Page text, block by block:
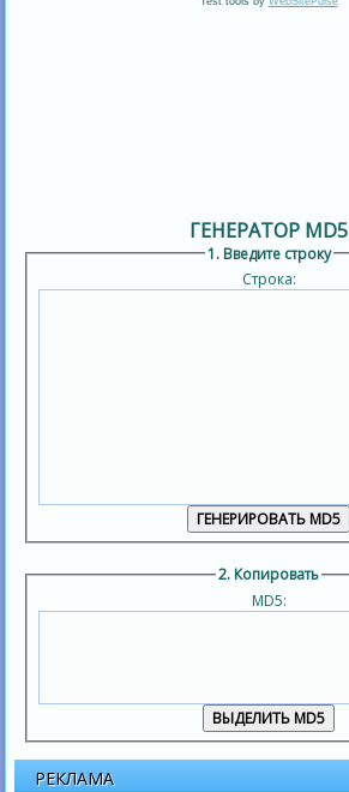
ГЕНЕРАТОР MD5
1. Введите строку
Строка:
2. Копировать
MD5:
РЕКЛАМА